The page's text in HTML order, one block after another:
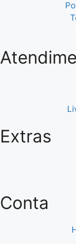
Extras
Conta